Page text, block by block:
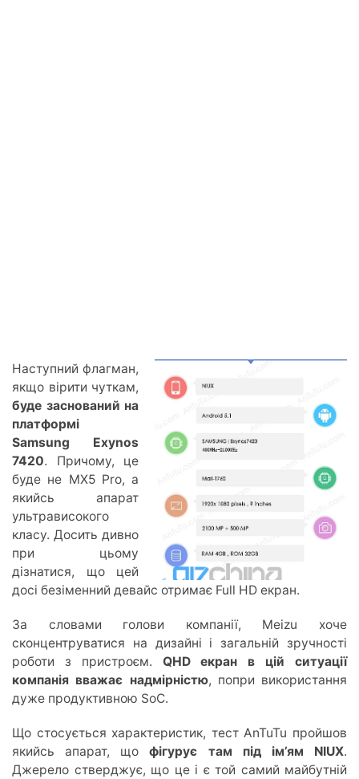
Наступний флагман,
якщо вірити чуткам,
буде заснований на
платформі
Samsung Exynos
7420. Причому, це
буде не MX5 Pro, а
якийсь апарат
ультрависокого
класу. Досить дивно
при цьому
дізнатися, що цей
досі безіменний девайс отримає Full HD екран.
За словами голови компанії, Meizu хоче
сконцентруватися на дизайні і загальній зручності
роботи з пристроєм. QHD екран в цій ситуації
компанія вважає надмірністю, попри використання
дуже продуктивною SoC.
Що стосується характеристик, тест AnTuTu пройшов
якийсь апарат, що фігурує там під ім’ям NIUX.
Джерело стверджує, що це і є той самий майбутній